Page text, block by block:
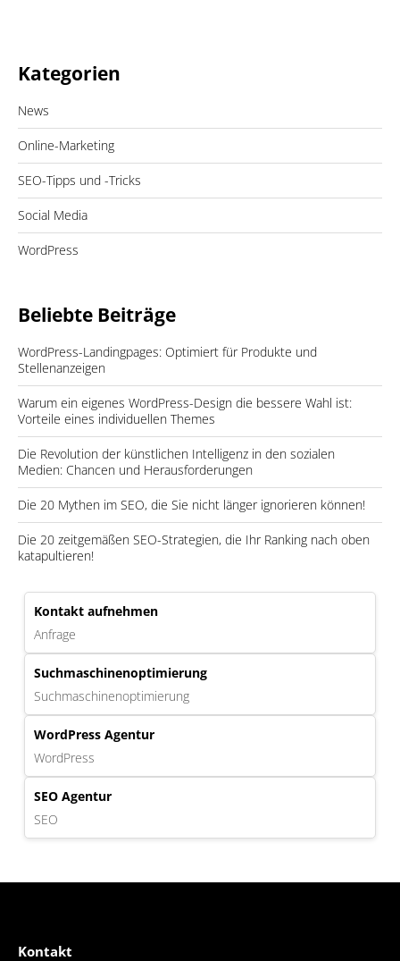
Kategorien
News
Online-Marketing
SEO-Tipps und -Tricks
Social Media
WordPress
Beliebte Beiträge
WordPress-Landingpages: Optimiert für Produkte und
Stellenanzeigen
Warum ein eigenes WordPress-Design die bessere Wahl ist:
Vorteile eines individuellen Themes
Die Revolution der künstlichen Intelligenz in den sozialen
Medien: Chancen und Herausforderungen
Die 20 Mythen im SEO, die Sie nicht länger ignorieren können!
Die 20 zeitgemäßen SEO-Strategien, die Ihr Ranking nach oben
katapultieren!
Kontakt aufnehmen
Anfrage
Suchmaschinenoptimierung
Suchmaschinenoptimierung
WordPress Agentur
WordPress
SEO Agentur
SEO
Kontakt